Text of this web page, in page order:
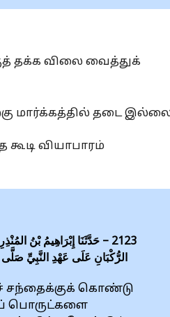
தக்க விலை வைத்துக்
மார்க்கத்தில் தடை
வியாபாரம்
2123 – حَدَّثَنَا إِبْرَاهِيمُ بْنُ
الرُّكْبَانِ عَلَى عَهْدِ النَّبِيِّ
சந்தைக்குக் கொண்டு
பொருட்களை